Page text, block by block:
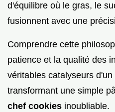
d'équilibre où le gras, le
fusionnent avec une
Comprendre cette
patience et la qualité des
véritables catalyseurs
transformant une simple
chef cookies inoubliable.